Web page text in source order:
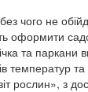
чого не
оформити
та
рослин», з